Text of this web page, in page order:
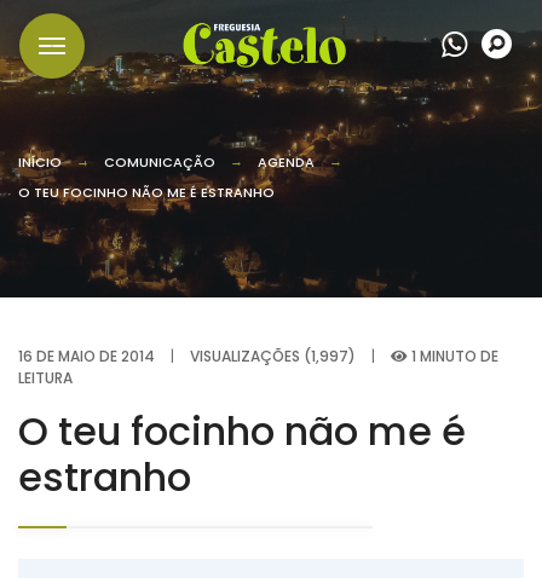
INÍCIO COMUNICAÇÃO
AGENDA
O TEU FOCINHO NÃO ME É ESTRANHO
16 DE MAIO DE 2014 | VISUALIZAÇÕES (1,997) |
1 MINUTO DE
LEITURA
O teu focinho não me é
estranho